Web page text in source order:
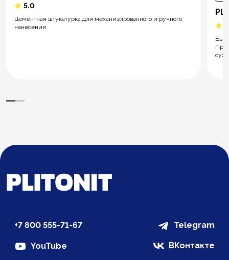
5.0
Цементная штукатурка для механизированного и ручного
нанесения
+7 800 555-71-67 Telegram
YouTube ВКонтакте